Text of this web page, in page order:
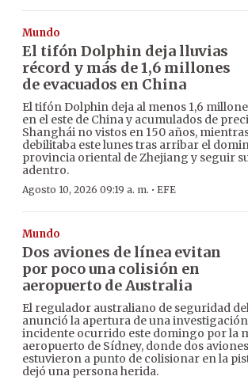
Mundo
El tifón Dolphin deja lluvias
récord y más de 1,6 millones
de evacuados en China
El tifón Dolphin deja al menos 1,6
en el este de China y acumulados de
Shanghái no vistos en 150 años,
debilitaba este lunes tras arribar el
provincia oriental de Zhejiang y seguir
adentro.
Agosto 10, 2026 09:19 a. m. · EFE
Mundo
Dos aviones de línea evitan
por poco una colisión en
aeropuerto de Australia
El regulador australiano de seguridad
anunció la apertura de una
incidente ocurrido este domingo por la
aeropuerto de Sídney, donde dos
estuvieron a punto de colisionar en la
dejó una persona herida.